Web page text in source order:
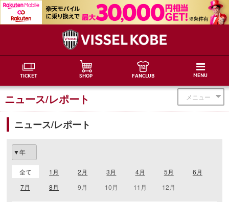
TICKET SHOP FANCLUB MENU
メニュー
ニュース/レポート
ニュース/レポート
全て 1月 2月 3月 4月 5月
6月
7月
8月 9月 10月 11月 12月